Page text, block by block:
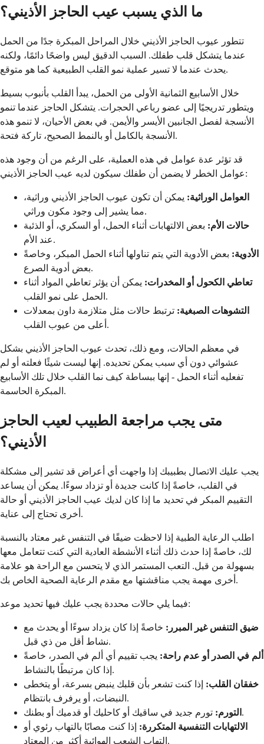
ما الذي يسبب عيب الحاجز الأذيني؟
تتطور عيوب الحاجز الأذيني خلال المراحل المبكرة جدًا من الحمل
عندما يتشكل قلب طفلك. السبب الدقيق ليس واضحًا دائمًا، ولكنه
يحدث عندما لا تسير عملية نمو القلب الطبيعية كما هو متوقع.
خلال الأسابيع الثمانية الأولى من الحمل، يبدأ القلب بأنبوب بسيط
ويتطور تدريجيًا إلى عضو رباعي الحجرات. يتشكل الحاجز عندما تنمو
الأنسجة لفصل الجانبين الأيسر والأيمن. في بعض الأحيان، لا تنمو هذه
الأنسجة بالكامل أو بالنمط الصحيح، تاركة فتحة.
قد تؤثر عدة عوامل في هذه العملية، على الرغم من أن وجود هذه
عوامل الخطر لا يضمن أن طفلك سيكون لديه عيب الحاجز الأذيني:
العوامل الوراثية: يمكن أن تكون عيوب الحاجز الأذيني وراثية،
مما يشير إلى وجود مكون وراثي.
حالات الأم: بعض الالتهابات أثناء الحمل، أو السكري، أو الذئبة
عند الأم.
الأدوية: بعض الأدوية التي يتم تناولها أثناء الحمل المبكر، وخاصةً
بعض أدوية الصرع.
تعاطي الكحول أو المخدرات: يمكن أن يؤثر تعاطي المواد أثناء
الحمل على نمو القلب.
التشوهات الصبغية: ترتبط حالات مثل متلازمة داون بمعدلات
أعلى من عيوب القلب.
في معظم الحالات، ومع ذلك، تحدث عيوب الحاجز الأذيني بشكل
عشوائي دون أي سبب يمكن تحديده. إنها ليست شيئًا فعلته أو لم
تفعليه أثناء الحمل - إنها ببساطة كيف نما القلب خلال تلك الأسابيع
المبكرة الحاسمة.
متى يجب مراجعة الطبيب لعيب الحاجز
الأذيني؟
يجب عليك الاتصال بطبيبك إذا واجهت أي أعراض قد تشير إلى مشكلة
في القلب، خاصةً إذا كانت جديدة أو تزداد سوءًا. يمكن أن يساعد
التقييم المبكر في تحديد ما إذا كان لديك عيب الحاجز الأذيني أو حالة
أخرى تحتاج إلى عناية.
اطلب الرعاية الطبية إذا لاحظت ضيقًا في التنفس غير معتاد بالنسبة
لك، خاصةً إذا حدث ذلك أثناء الأنشطة العادية التي كنت تتعامل معها
بسهولة من قبل. التعب المستمر الذي لا يتحسن مع الراحة هو علامة
أخرى مهمة يجب مناقشتها مع مقدم الرعاية الصحية الخاص بك.
فيما يلي حالات محددة يجب عليك فيها تحديد موعد:
ضيق التنفس غير المبرر: خاصةً إذا كان يزداد سوءًا أو يحدث مع
نشاط أقل من ذي قبل.
ألم في الصدر أو عدم راحة: يجب تقييم أي ألم في الصدر، خاصةً
إذا كان مرتبطًا بالنشاط.
خفقان القلب: إذا كنت تشعر بأن قلبك ينبض بسرعة، أو يتخطى
النبضات، أو يرفرف بانتظام.
التورم: تورم جديد في ساقيك أو كاحليك أو قدميك أو بطنك.
الالتهابات التنفسية المتكررة: إذا كنت مصابًا بالتهاب رئوي أو
التهاب الشعب الهوائية أكثر من المعتاد.